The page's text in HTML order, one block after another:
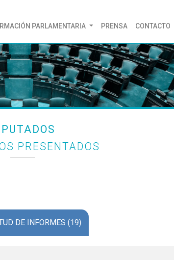
PARLAMENTARIA PRENSA CONTACTO
PRESENTADOS
DE INFORMES (19)